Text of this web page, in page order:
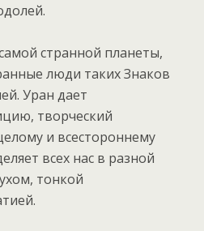
странной планеты,
люди таких Знаков
Уран дает
творческий
и всестороннему
всех нас в разной
тонкой